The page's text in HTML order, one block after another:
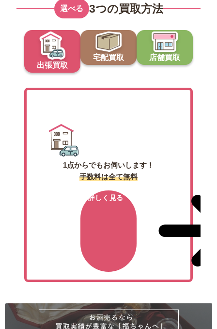
選べる 3つの買取方法
出張買取
宅配買取 店舗買取
1点からでもお伺いします！
手数料は全て無料
詳しく見る